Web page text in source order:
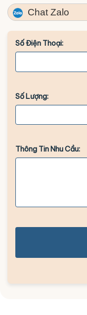
Chat Zalo
Số Điện Thoại:
Số Lượng:
Thông Tin Nhu Cầu: